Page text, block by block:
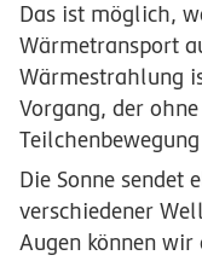
Das ist möglich,
Wärmetransport
Wärmestrahlung
Vorgang, der
Die Sonne sendet
verschiedener
Augen können